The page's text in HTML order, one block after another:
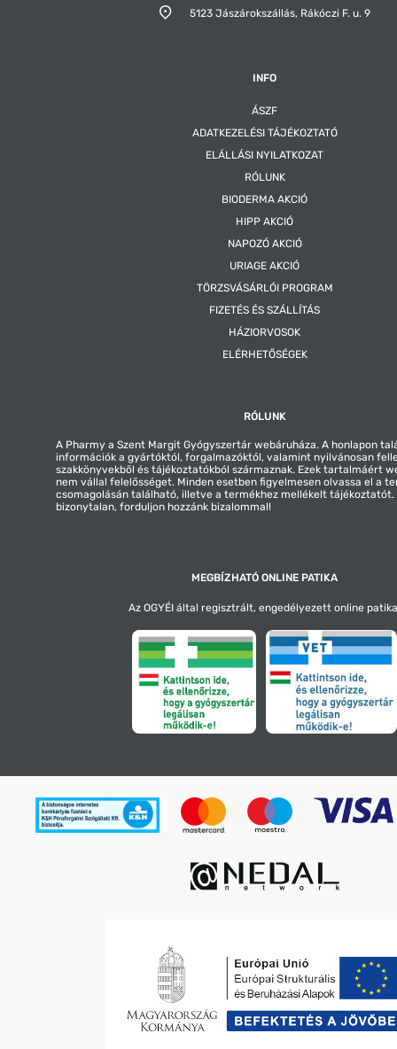
5123 Jászárokszállás, Rákóczi F. u. 9
INFO
ÁSZF
ADATKEZELÉSI TÁJÉKOZTATÓ
ELÁLLÁSI NYILATKOZAT
RÓLUNK
BIODERMA AKCIÓ
HIPP AKCIÓ
NAPOZÓ AKCIÓ
URIAGE AKCIÓ
TÖRZSVÁSÁRLÓI PROGRAM
FIZETÉS ÉS SZÁLLÍTÁS
HÁZIORVOSOK
ELÉRHETŐSÉGEK
RÓLUNK
A Pharmy a Szent Margit Gyógyszertár webáruháza. A honlapon
információk a gyártóktól, forgalmazóktól, valamint nyilvánosan
szakkönyvekből és tájékoztatókból származnak. Ezek tartalmáért
nem vállal felelősséget. Minden esetben figyelmesen olvassa el a
csomagolásán található, illetve a termékhez mellékelt tájékoztatót.
bizonytalan, forduljon hozzánk bizalommal!
MEGBÍZHATÓ ONLINE PATIKA
Az OGYÉI által regisztrált, engedélyezett online